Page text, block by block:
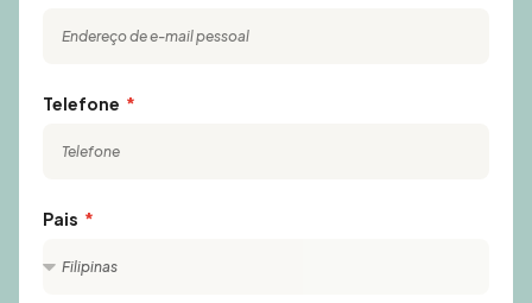
Telefone
Pais